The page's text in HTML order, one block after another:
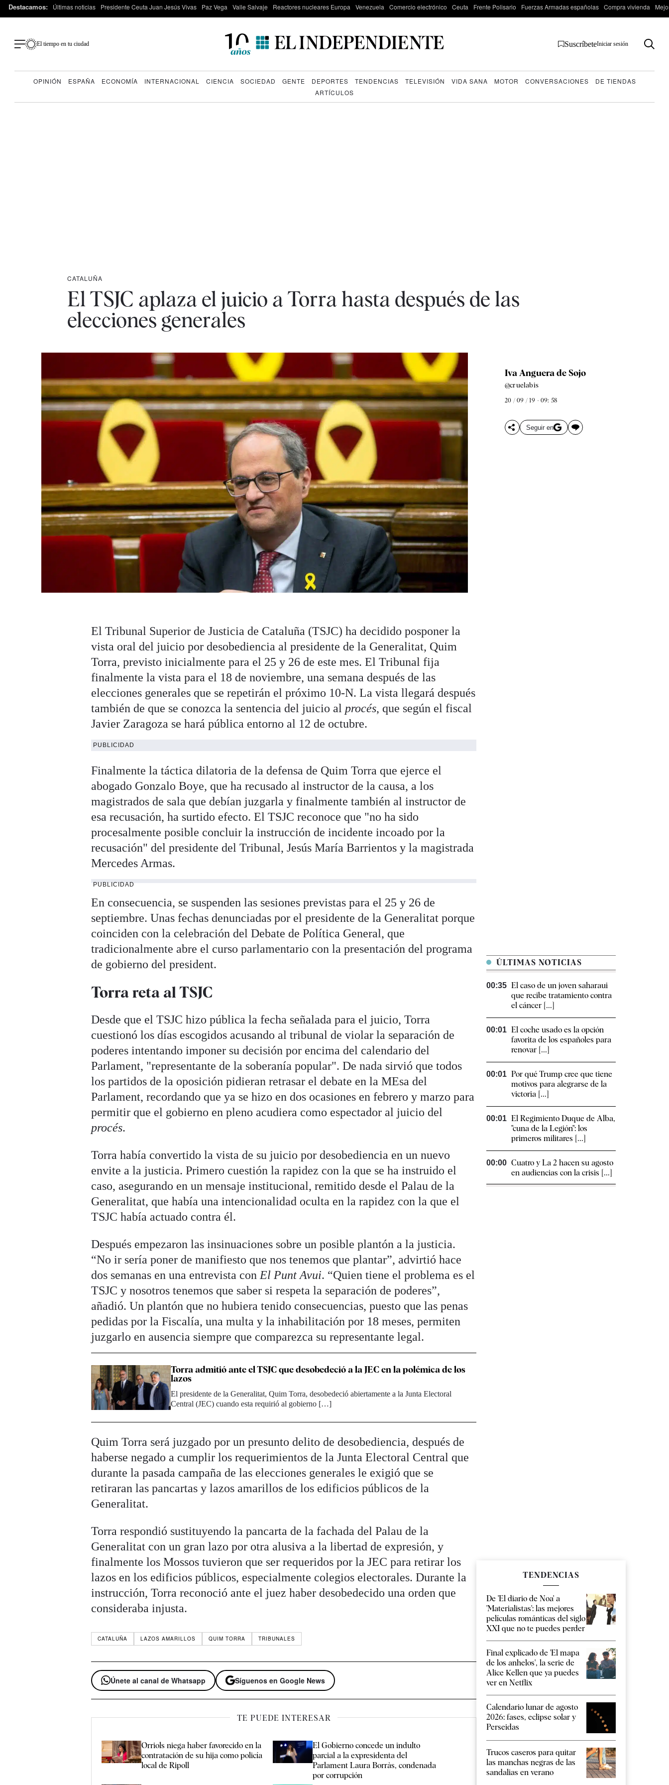
Destacamos: Últimas noticias Presidente Ceuta Juan Jesús Vivas Paz Vega Valle Salvaje Reactores nucleares Europa Venezuela Comercio electrónico Ceuta Frente Polisario Fuerzas Armadas españolas Compra vivienda
El tiempo en tu ciudad SuscríbeteIniciar sesión
OPINIÓN ESPAÑA ECONOMÍA INTERNACIONAL CIENCIA SOCIEDAD GENTE DEPORTES TENDENCIAS TELEVISIÓN VIDA SANA MOTOR CONVERSACIONES
DE TIENDAS
ARTÍCULOS
CATALUÑA
El TSJC aplaza el juicio a Torra hasta después de las
elecciones generales
Iva Anguera de Sojo
@cruelabis
20 / 09 / 19 - 09: 58
Seguir en
El Tribunal Superior de Justicia de Cataluña (TSJC) ha decidido posponer la
vista oral del juicio por desobediencia al presidente de la Generalitat, Quim
Torra, previsto inicialmente para el 25 y 26 de este mes. El Tribunal fija
finalmente la vista para el 18 de noviembre, una semana después de las
elecciones generales que se repetirán el próximo 10-N. La vista llegará después
también de que se conozca la sentencia del juicio al procés, que según el fiscal
Javier Zaragoza se hará pública entorno al 12 de octubre.
PUBLICIDAD
Finalmente la táctica dilatoria de la defensa de Quim Torra que ejerce el
abogado Gonzalo Boye, que ha recusado al instructor de la causa, a los
magistrados de sala que debían juzgarla y finalmente también al instructor de
esa recusación, ha surtido efecto. El TSJC reconoce que "no ha sido
procesalmente posible concluir la instrucción de incidente incoado por la
recusación" del presidente del Tribunal, Jesús María Barrientos y la magistrada
Mercedes Armas.
PUBLICIDAD
En consecuencia, se suspenden las sesiones previstas para el 25 y 26 de
septiembre. Unas fechas denunciadas por el presidente de la Generalitat porque
coinciden con la celebración del Debate de Política General, que
tradicionalmente abre el curso parlamentario con la presentación del programa
de gobierno del president.
Torra reta al TSJC
Desde que el TSJC hizo pública la fecha señalada para el juicio, Torra
cuestionó los días escogidos acusando al tribunal de violar la separación de
poderes intentando imponer su decisión por encima del calendario del
Parlament, "representante de la soberanía popular". De nada sirvió que todos
los partidos de la oposición pidieran retrasar el debate en la MEsa del
Parlament, recordando que ya se hizo en dos ocasiones en febrero y marzo para
permitir que el gobierno en pleno acudiera como espectador al juicio del
procés.
Torra había convertido la vista de su juicio por desobediencia en un nuevo
envite a la justicia. Primero cuestión la rapidez con la que se ha instruido el
caso, asegurando en un mensaje institucional, remitido desde el Palau de la
Generalitat, que había una intencionalidad oculta en la rapidez con la que el
TSJC había actuado contra él.
Después empezaron las insinuaciones sobre un posible plantón a la justicia.
“No ir sería poner de manifiesto que nos tenemos que plantar”, advirtió hace
dos semanas en una entrevista con El Punt Avui. “Quien tiene el problema es el
TSJC y nosotros tenemos que saber si respeta la separación de poderes”,
añadió. Un plantón que no hubiera tenido consecuencias, puesto que las penas
pedidas por la Fiscalía, una multa y la inhabilitación por 18 meses, permiten
juzgarlo en ausencia siempre que comparezca su representante legal.
Torra admitió ante el TSJC que desobedeció a la JEC en la polémica de los
lazos
El presidente de la Generalitat, Quim Torra, desobedeció abiertamente a la Junta Electoral
Central (JEC) cuando esta requirió al gobierno […]
Quim Torra será juzgado por un presunto delito de desobediencia, después de
haberse negado a cumplir los requerimientos de la Junta Electoral Central que
durante la pasada campaña de las elecciones generales le exigió que se
retiraran las pancartas y lazos amarillos de los edificios públicos de la
Generalitat.
Torra respondió sustituyendo la pancarta de la fachada del Palau de la
Generalitat con un gran lazo por otra alusiva a la libertad de expresión, y
finalmente los Mossos tuvieron que ser requeridos por la JEC para retirar los
lazos en los edificios públicos, especialmente colegios electorales. Durante la
instrucción, Torra reconoció ante el juez haber desobedecido una orden que
consideraba injusta.
CATALUÑA LAZOS AMARILLOS QUIM TORRA TRIBUNALES
Únete al canal de Whatsapp Síguenos en Google News
TE PUEDE INTERESAR
Orriols niega haber favorecido en la
contratación de su hija como policía
local de Ripoll
El Gobierno concede un indulto
parcial a la expresidenta del
Parlament Laura Borràs, condenada
por corrupción
ÚLTIMAS NOTICIAS
00:35 El caso de un joven saharaui
que recibe tratamiento contra
el cáncer [...]
00:01 El coche usado es la opción
favorita de los españoles para
renovar [...]
00:01 Por qué Trump cree que tiene
motivos para alegrarse de la
victoria [...]
00:01 El Regimiento Duque de Alba,
"cuna de la Legión": los
primeros militares [...]
00:00 Cuatro y La 2 hacen su agosto
en audiencias con la crisis [...]
TENDENCIAS
De 'El diario de Noa' a
'Materialistas': las mejores
películas románticas del siglo
XXI que no te puedes perder
Final explicado de 'El mapa
de los anhelos', la serie de
Alice Kellen que ya puedes
ver en Netflix
Calendario lunar de agosto
2026: fases, eclipse solar y
Perseidas
Trucos caseros para quitar
las manchas negras de las
sandalias en verano